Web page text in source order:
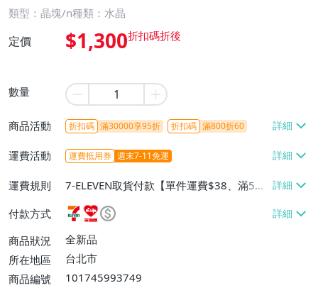
類型：晶塊/n種類：水晶
定價 $1,300
數量
商品活動 折扣碼 滿30000享95折 折扣碼 滿800折60
運費活動 運費抵用券 週末7-11免運
運費規則
7-ELEVEN取貨付款【單件運費$38、滿5件
或消費滿$1298免運費】、7-ELEVEN取貨
不付款【免運費】、萊爾富取貨付款【單件
運費$60、滿5件或消費滿$1298免運
費】、宅配/貨運【單件運費$120、滿5件
付款方式
商品狀況
全新品
所在地區
台北市
商品編號
101745993749